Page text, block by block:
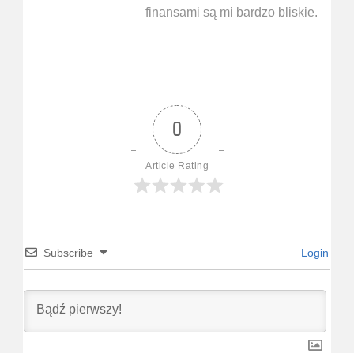
finansami są mi bardzo bliskie.
0
Article Rating
Subscribe Login